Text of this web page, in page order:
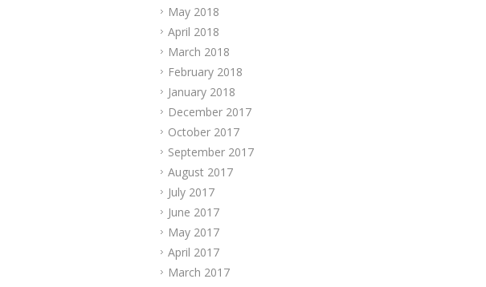
May 2018
April 2018
March 2018
February 2018
January 2018
December 2017
October 2017
September 2017
August 2017
July 2017
June 2017
May 2017
April 2017
March 2017